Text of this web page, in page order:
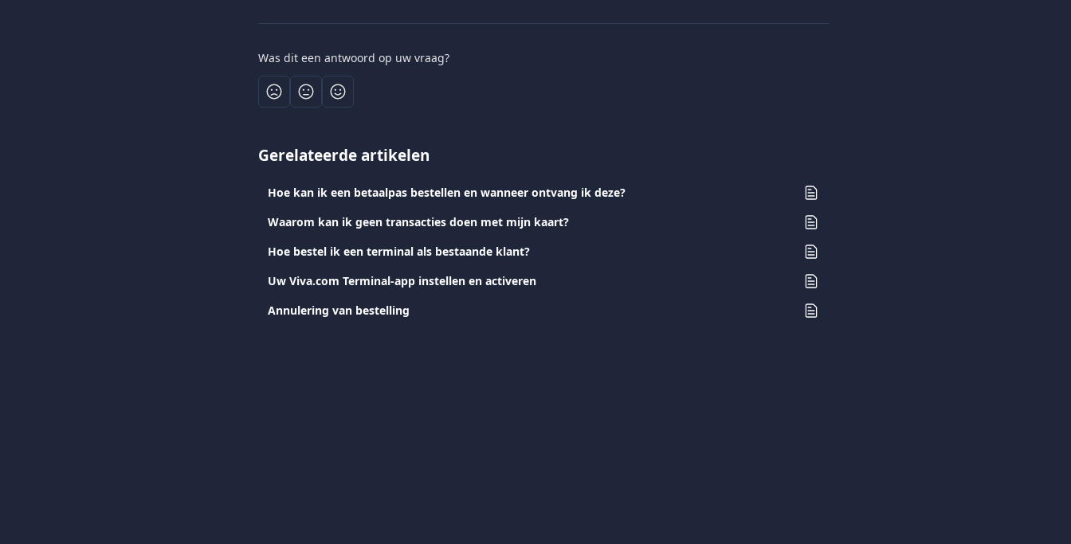
Was dit een antwoord op uw vraag?
Gerelateerde artikelen
Hoe kan ik een betaalpas bestellen en wanneer ontvang ik deze?
Waarom kan ik geen transacties doen met mijn kaart?
Hoe bestel ik een terminal als bestaande klant?
Uw Viva.com Terminal-app instellen en activeren
Annulering van bestelling